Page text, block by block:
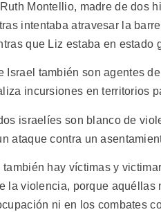
Montellio, madre de dos
intentaba atravesar la
que Liz estaba en estado
Israel también son agentes
incursiones en territorios
israelíes son blanco de
ataque contra un
hay víctimas y
la violencia, porque
ni en los combates